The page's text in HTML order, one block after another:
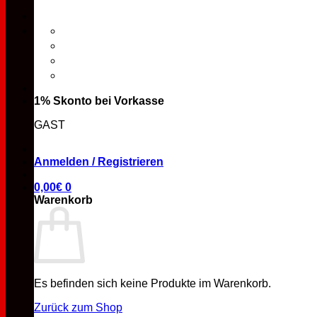
1% Skonto bei Vorkasse
GAST
Anmelden / Registrieren
0,00€ 0
Warenkorb
Es befinden sich keine Produkte im Warenkorb.
Zurück zum Shop